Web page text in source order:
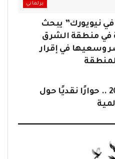
برلماني
في نيويورك” يبحث
في منطقة الشرق
وسعيها في إقرار
منتدى أستانا الدولي 2025 .. حوارًا نقديًا حول